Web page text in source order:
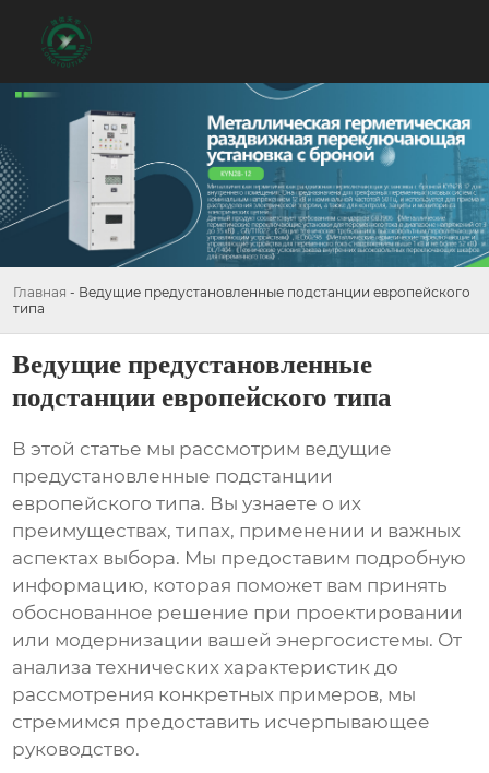
Главная - Ведущие предустановленные подстанции европейского
типа
Ведущие предустановленные
подстанции европейского типа
В этой статье мы рассмотрим ведущие
предустановленные подстанции
европейского типа. Вы узнаете о их
преимуществах, типах, применении и важных
аспектах выбора. Мы предоставим подробную
информацию, которая поможет вам принять
обоснованное решение при проектировании
или модернизации вашей энергосистемы. От
анализа технических характеристик до
рассмотрения конкретных примеров, мы
стремимся предоставить исчерпывающее
руководство.